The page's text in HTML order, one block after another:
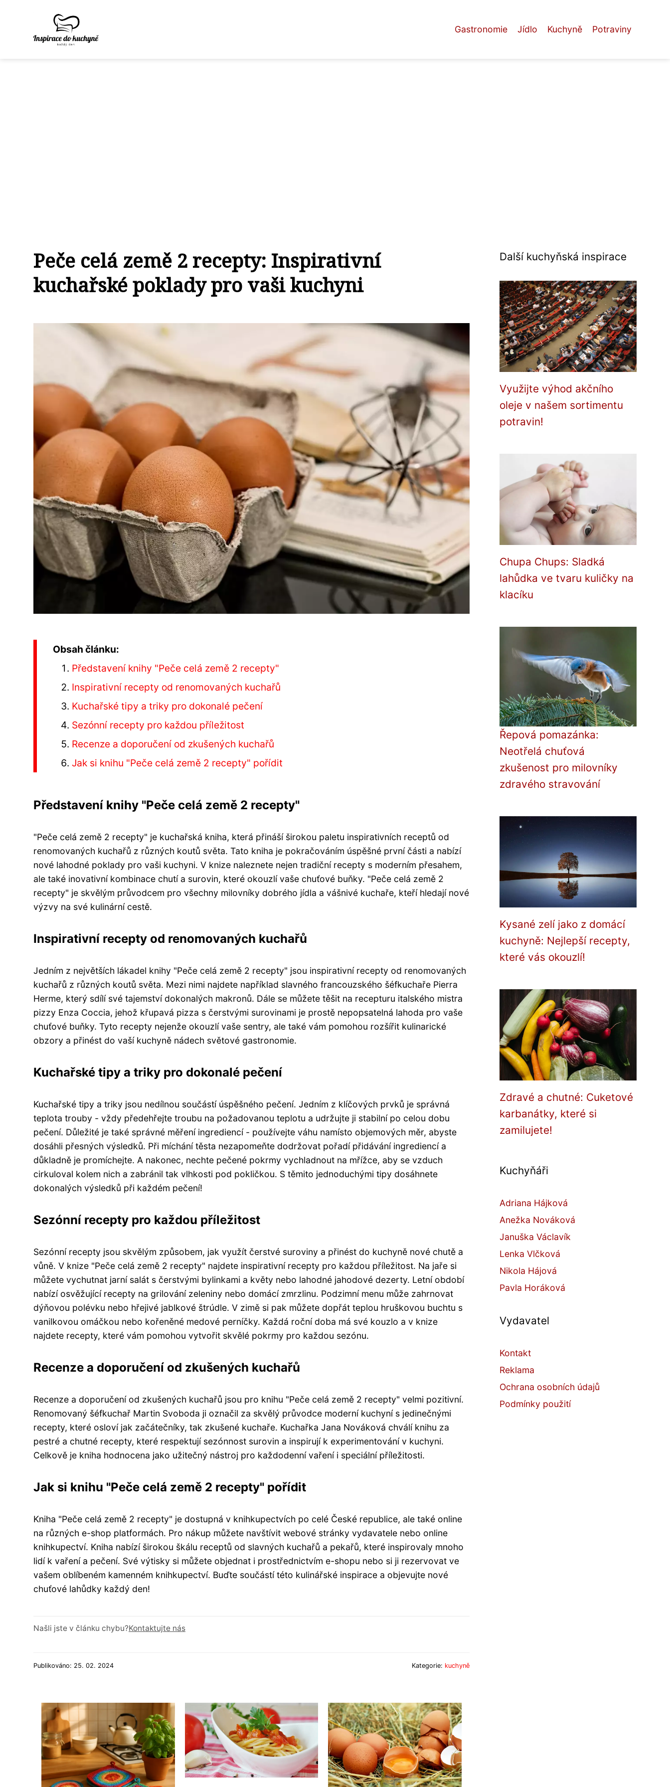
Gastronomie Jídlo Kuchyně Potraviny
Peče celá země 2 recepty: Inspirativní
kuchařské poklady pro vaši kuchyni
Obsah článku:
Představení knihy "Peče celá země 2 recepty"
Inspirativní recepty od renomovaných kuchařů
Kuchařské tipy a triky pro dokonalé pečení
Sezónní recepty pro každou příležitost
Recenze a doporučení od zkušených kuchařů
Jak si knihu "Peče celá země 2 recepty" pořídit
Představení knihy "Peče celá země 2 recepty"
"Peče celá země 2 recepty" je kuchařská kniha, která přináší širokou paletu inspirativních receptů od
renomovaných kuchařů z různých koutů světa. Tato kniha je pokračováním úspěšné první části a nabízí
nové lahodné poklady pro vaši kuchyni. V knize naleznete nejen tradiční recepty s moderním přesahem,
ale také inovativní kombinace chutí a surovin, které okouzlí vaše chuťové buňky. "Peče celá země 2
recepty" je skvělým průvodcem pro všechny milovníky dobrého jídla a vášnivé kuchaře, kteří hledají nové
výzvy na své kulinární cestě.
Inspirativní recepty od renomovaných kuchařů
Jedním z největších lákadel knihy "Peče celá země 2 recepty" jsou inspirativní recepty od renomovaných
kuchařů z různých koutů světa. Mezi nimi najdete například slavného francouzského šéfkuchaře Pierra
Herme, který sdílí své tajemství dokonalých makronů. Dále se můžete těšit na recepturu italského mistra
pizzy Enza Coccia, jehož křupavá pizza s čerstvými surovinami je prostě nepopsatelná lahoda pro vaše
chuťové buňky. Tyto recepty nejenže okouzlí vaše sentry, ale také vám pomohou rozšířit kulinarické
obzory a přinést do vaší kuchyně nádech světové gastronomie.
Kuchařské tipy a triky pro dokonalé pečení
Kuchařské tipy a triky jsou nedílnou součástí úspěšného pečení. Jedním z klíčových prvků je správná
teplota trouby - vždy předehřejte troubu na požadovanou teplotu a udržujte ji stabilní po celou dobu
pečení. Důležité je také správné měření ingrediencí - používejte váhu namísto objemových měr, abyste
dosáhli přesných výsledků. Při míchání těsta nezapomeňte dodržovat pořadí přidávání ingrediencí a
důkladně je promíchejte. A nakonec, nechte pečené pokrmy vychladnout na mřížce, aby se vzduch
cirkuloval kolem nich a zabránil tak vlhkosti pod pokličkou. S těmito jednoduchými tipy dosáhnete
dokonalých výsledků při každém pečení!
Sezónní recepty pro každou příležitost
Sezónní recepty jsou skvělým způsobem, jak využít čerstvé suroviny a přinést do kuchyně nové chutě a
vůně. V knize "Peče celá země 2 recepty" najdete inspirativní recepty pro každou příležitost. Na jaře si
můžete vychutnat jarní salát s čerstvými bylinkami a květy nebo lahodné jahodové dezerty. Letní období
nabízí osvěžující recepty na grilování zeleniny nebo domácí zmrzlinu. Podzimní menu může zahrnovat
dýňovou polévku nebo hřejivé jablkové štrúdle. V zimě si pak můžete dopřát teplou hruškovou buchtu s
vanilkovou omáčkou nebo kořeněné medové perníčky. Každá roční doba má své kouzlo a v knize
najdete recepty, které vám pomohou vytvořit skvělé pokrmy pro každou sezónu.
Recenze a doporučení od zkušených kuchařů
Recenze a doporučení od zkušených kuchařů jsou pro knihu "Peče celá země 2 recepty" velmi pozitivní.
Renomovaný šéfkuchař Martin Svoboda ji označil za skvělý průvodce moderní kuchyní s jedinečnými
recepty, které osloví jak začátečníky, tak zkušené kuchaře. Kuchařka Jana Nováková chválí knihu za
pestré a chutné recepty, které respektují sezónnost surovin a inspirují k experimentování v kuchyni.
Celkově je kniha hodnocena jako užitečný nástroj pro každodenní vaření i speciální příležitosti.
Jak si knihu "Peče celá země 2 recepty" pořídit
Kniha "Peče celá země 2 recepty" je dostupná v knihkupectvích po celé České republice, ale také online
na různých e-shop platformách. Pro nákup můžete navštívit webové stránky vydavatele nebo online
knihkupectví. Kniha nabízí širokou škálu receptů od slavných kuchařů a pekařů, které inspirovaly mnoho
lidí k vaření a pečení. Své výtisky si můžete objednat i prostřednictvím e-shopu nebo si ji rezervovat ve
vašem oblíbeném kamenném knihkupectví. Buďte součástí této kulinářské inspirace a objevujte nové
chuťové lahůdky každý den!
Našli jste v článku chybu?Kontaktujte nás
Publikováno: 25. 02. 2024 Kategorie: kuchyně
Další kuchyňská inspirace
Využijte výhod akčního
oleje v našem sortimentu
potravin!
Chupa Chups: Sladká
lahůdka ve tvaru kuličky na
klacíku
Řepová pomazánka:
Neotřelá chuťová
zkušenost pro milovníky
zdravého stravování
Kysané zelí jako z domácí
kuchyně: Nejlepší recepty,
které vás okouzlí!
Zdravé a chutné: Cuketové
karbanátky, které si
zamilujete!
Kuchyňáři
Adriana Hájková
Anežka Nováková
Januška Václavík
Lenka Vlčková
Nikola Hájová
Pavla Horáková
Vydavatel
Kontakt
Reklama
Ochrana osobních údajů
Podmínky použití